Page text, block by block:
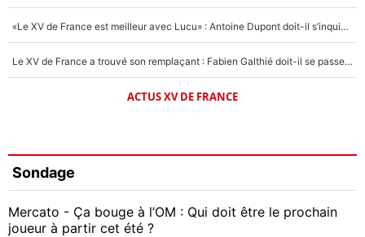
«Le XV de France est meilleur avec Lucu» : Antoine Dupont doit-il s’inquiéter pour sa place ?
Le XV de France a trouvé son remplaçant : Fabien Galthié doit-il se passer d'Antoine Dupont ?
ACTUS XV DE FRANCE
Sondage
Mercato - Ça bouge à l’OM : Qui doit être le prochain
joueur à partir cet été ?